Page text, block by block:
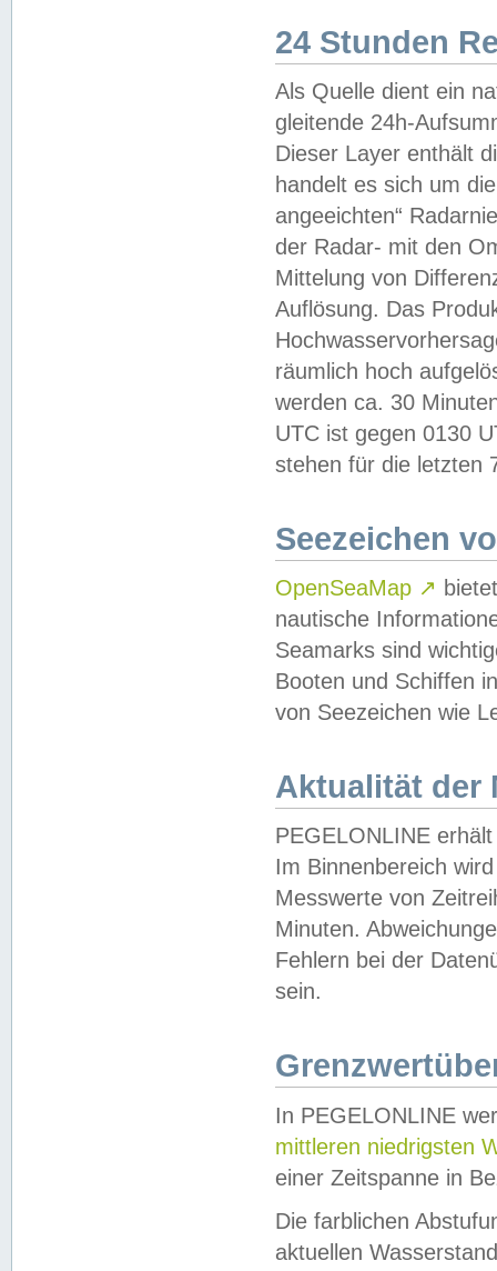
24 Stunden
Als Quelle dient ein
gleitende 24h-
Dieser Layer enthält
handelt es sich um
angeeichten“
der Radar- mit den
Mittelung von
Auflösung. Das
räumlich hoch
werden ca. 30
UTC ist gegen 0130
stehen für die letzten
Seezeichen
OpenSeaMap ↗
nautische
Seamarks sind
Booten und Schiffen
von Seezeichen wie
Aktualität der
PEGELONLINE
Im Binnenbereich
Messwerte von
Minuten.
Fehlern bei der
sein.
In PEGELONLINE
mittleren niedrigsten
einer Zeitspanne in
Die farblichen
aktuellen